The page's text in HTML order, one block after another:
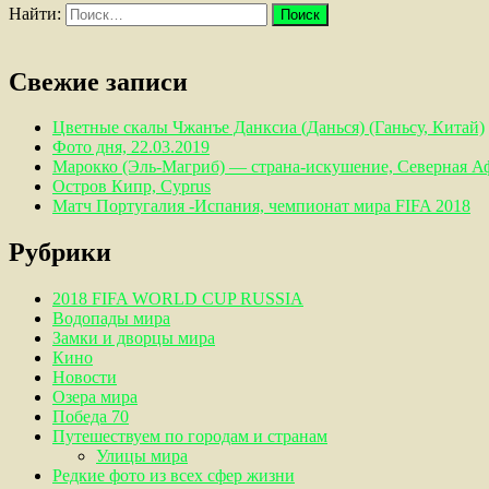
Найти:
Свежие записи
Цветные скалы Чжанъе Данксиа (Данься) (Ганьсу, Китай)
Фото дня, 22.03.2019
Марокко (Эль-Магриб) — страна-искушение, Северная
Остров Кипр, Cyprus
Матч Португалия -Испания, чемпионат мира FIFA 2018
Рубрики
2018 FIFA WORLD CUP RUSSIA
Водопады мира
Замки и дворцы мира
Кино
Новости
Озера мира
Победа 70
Путешествуем по городам и странам
Улицы мира
Редкие фото из всех сфер жизни